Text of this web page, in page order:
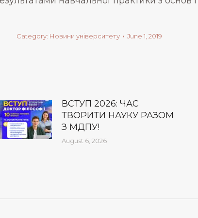
Category: Новини університету June 1, 2019
ВСТУП 2026: ЧАС
ТВОРИТИ НАУКУ РАЗОМ
З МДПУ!
August 6, 2026